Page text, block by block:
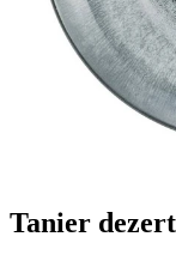
Tanier